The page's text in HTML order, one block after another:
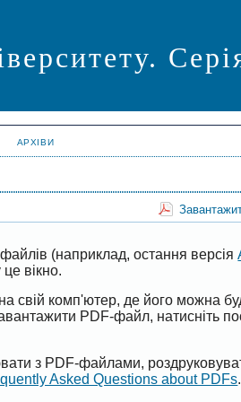
АРХІВИ
(наприклад, остання версія
вікно.
свій комп'ютер, де його можна
PDF-файл, натисніть
з PDF-файлами,
Asked Questions about PDFs.